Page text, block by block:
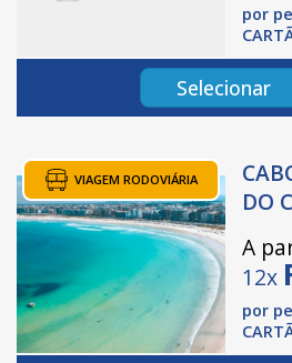
por
Selecionar
VIAGEM RODOVIÁRIA
DO
A
12x
por